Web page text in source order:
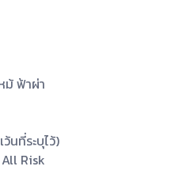
ม้ ฟ้าผ่า
นที่ระบุไว้)
All Risk